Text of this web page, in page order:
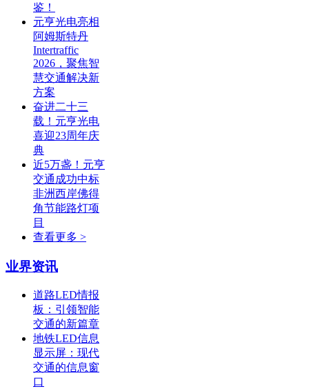
鉴！
元亨光电亮相
阿姆斯特丹
Intertraffic
2026，聚焦智
慧交通解决新
方案
奋进二十三
载！元亨光电
喜迎23周年庆
典
近5万盏！元亨
交通成功中标
非洲西岸佛得
角节能路灯项
目
查看更多 >
业界资讯
道路LED情报
板：引领智能
交通的新篇章
地铁LED信息
显示屏：现代
交通的信息窗
口